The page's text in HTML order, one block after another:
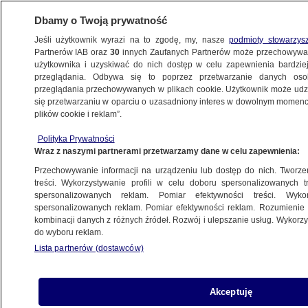
ZDROWIE
ZDROWIE
premier, a czego oczekuje społeczeństwo?
Piotr Wójcik
7.07.2026, 11:19
Posłuchaj artykułu
Czyta lektor AI
Dbamy o Twoją prywatność
Jeśli użytkownik wyrazi na to zgodę, my, naszepodmioty
Partnerów IAB oraz30 innych Zaufanych Partnerów może
użytkownika i uzyskiwać do nich dostęp w celu zapewnienia
przeglądania. Odbywa się to poprzez przetwarzanie danych
przeglądania przechowywanych w plikach cookie. Użytkownik może
się przetwarzaniu w oparciu o uzasadniony interes w dowolnym
plików cookie i reklam”.
Polityka Prywatności
Wraz z naszymi partnerami przetwarzamy dane w celu zapewnienia:
Przechowywanie informacji na urządzeniu lub dostęp do nich.
treści. Wykorzystywanie profili w celu doboru spersonalizowanych
spersonalizowanych reklam. Pomiar efektywności treści.
spersonalizowanych reklam. Pomiar efektywności reklam.
kombinacji danych z różnych źródeł. Rozwój i ulepszanie usług.
do wyboru reklam.
Lista partnerów (dostawców)
Akceptuję